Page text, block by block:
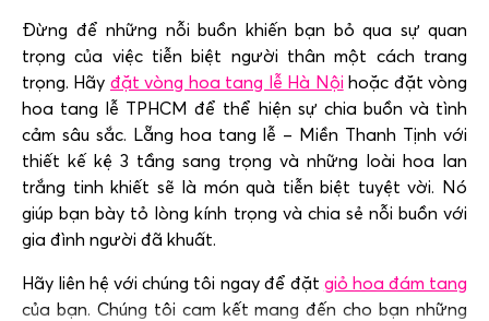
Đừng để những nỗi buồn khiến bạn bỏ qua sự quan
trọng của việc tiễn biệt người thân một cách trang
trọng. Hãy đặt vòng hoa tang lễ Hà Nội hoặc đặt vòng
hoa tang lễ TPHCM để thể hiện sự chia buồn và tình
cảm sâu sắc. Lẵng hoa tang lễ – Miền Thanh Tịnh với
thiết kế kệ 3 tầng sang trọng và những loài hoa lan
trắng tinh khiết sẽ là món quà tiễn biệt tuyệt vời. Nó
giúp bạn bày tỏ lòng kính trọng và chia sẻ nỗi buồn với
gia đình người đã khuất.
Hãy liên hệ với chúng tôi ngay để đặt giỏ hoa đám tang
của bạn. Chúng tôi cam kết mang đến cho bạn những